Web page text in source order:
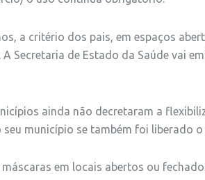
a critério dos pais, em espaços
Secretaria de Estado da Saúde vai
ainda não decretaram a
município se também foi liberado o
em locais abertos ou